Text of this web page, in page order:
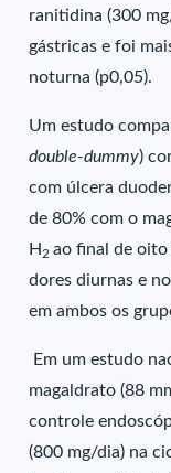
ranitidina (300
gástricas e foi
noturna (p0,05).
Um estudo
double-dummy)
com úlcera
de 80% com o
H 2ao final de oito
dores diurnas e
em ambos os
Em um estudo
magaldrato (88
controle
(800 mg/dia) na